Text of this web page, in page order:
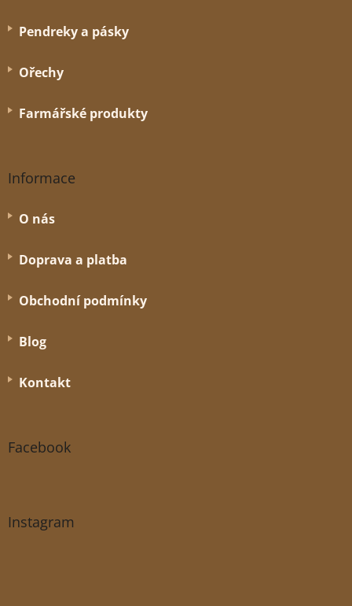
Pendreky a pásky
Ořechy
Farmářské produkty
Informace
O nás
Doprava a platba
Obchodní podmínky
Blog
Kontakt
Facebook
Instagram